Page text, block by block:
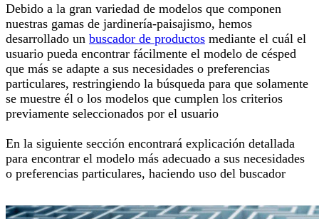
Debido a la gran variedad de modelos que componen
nuestras gamas de jardinería-paisajismo, hemos
desarrollado un buscador de productos mediante el cuál el
usuario pueda encontrar fácilmente el modelo de césped
que más se adapte a sus necesidades o preferencias
particulares, restringiendo la búsqueda para que solamente
se muestre él o los modelos que cumplen los criterios
previamente seleccionados por el usuario
En la siguiente sección encontrará explicación detallada
para encontrar el modelo más adecuado a sus necesidades
o preferencias particulares, haciendo uso del buscador